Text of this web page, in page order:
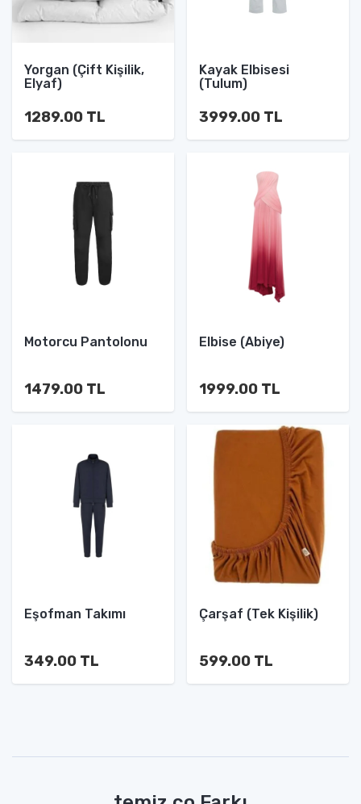
Yorgan (Çift Kişilik,
Elyaf)
1289.00 TL
Kayak Elbisesi
(Tulum)
3999.00 TL
Motorcu Pantolonu
1479.00 TL
Elbise (Abiye)
1999.00 TL
Eşofman Takımı
349.00 TL
Çarşaf (Tek Kişilik)
599.00 TL